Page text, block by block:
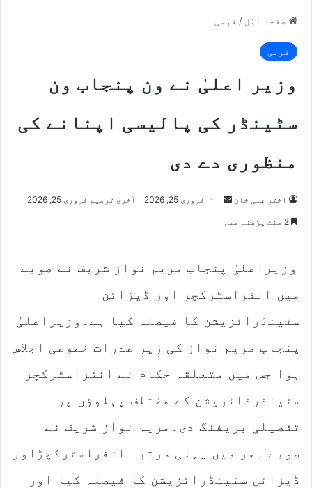
صفحۂ اوّل / قومی
قومی
وزیر اعلیٰ نے ون پنجاب ون
سٹینڈر کی پالیسی اپنانے کی
منظوری دے دی
اختر علی خان
Send فروری 25, 2026 آخری ترمیم فروری 25, 2026
وزیراعلیٰ پنجاب مریم نواز شریف نے صوبے
میں انفراسٹرکچر اور ڈیزائن
سٹینڈرائزیشن کا فیصلہ کیا ہے۔وزیراعلیٰ
پنجاب مریم نواز کی زیر صدرات خصوصی اجلاس
ہوا جس میں متعلقہ حکام نے انفراسٹرکچر
سٹینڈرڈائزیشن کے مختلف پہلوؤں پر
تفصیلی بریفنگ دی۔مریم نواز شریف نے
صوبے بھر میں پہلی مرتبہ انفراسٹرکچڑاور
ڈیزائن سٹینڈرائزیشن کا فیصلہ کیا اور